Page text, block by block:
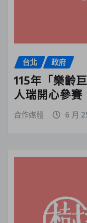
台北 政府
115年「樂齡
人瑞開心參
合作媒體 6 月